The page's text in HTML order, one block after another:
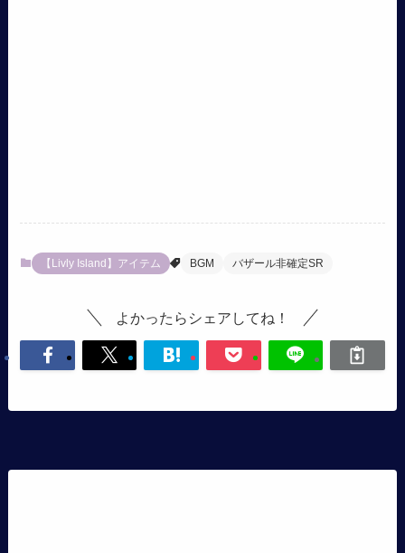
【Livly Island】アイテム BGM バザール非確定SR
よかったらシェアしてね！